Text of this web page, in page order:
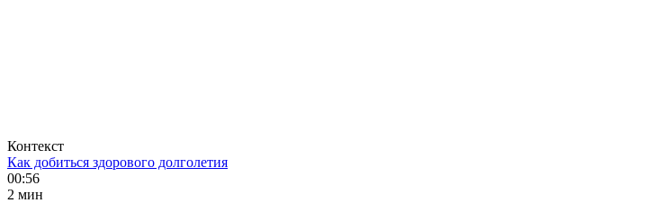
Контекст
Как добиться здорового долголетия
00:56
2 мин